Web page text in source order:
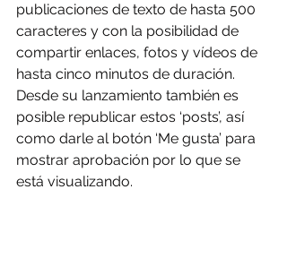
publicaciones de texto de hasta 500
caracteres y con la posibilidad de
compartir enlaces, fotos y vídeos de
hasta cinco minutos de duración.
Desde su lanzamiento también es
posible republicar estos ‘posts’, así
como darle al botón ‘Me gusta’ para
mostrar aprobación por lo que se
está visualizando.